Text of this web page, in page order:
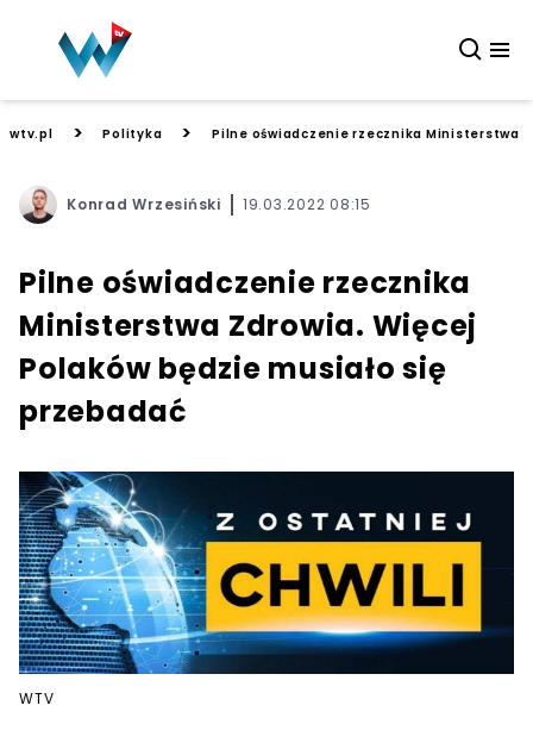
wtv.pl > Polityka > Pilne oświadczenie rzecznika Ministerstwa
Konrad Wrzesiński 19.03.2022 08:15
Pilne oświadczenie rzecznika
Ministerstwa Zdrowia. Więcej
Polaków będzie musiało się
przebadać
WTV